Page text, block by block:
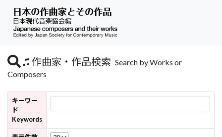
作曲家・作品検索 Search by Works or
Composers
キーワー
ド
Keywords